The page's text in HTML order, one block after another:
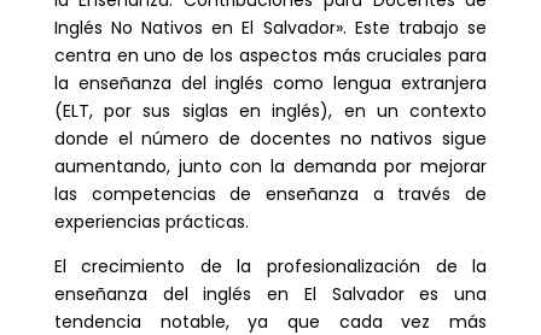
Inglés No Nativos en El Salvador». Este trabajo se
centra en uno de los aspectos más cruciales para
la enseñanza del inglés como lengua extranjera
(ELT, por sus siglas en inglés), en un contexto
donde el número de docentes no nativos sigue
aumentando, junto con la demanda por mejorar
las competencias de enseñanza a través de
experiencias prácticas.
El crecimiento de la profesionalización de la
enseñanza del inglés en El Salvador es una
tendencia notable, ya que cada vez más